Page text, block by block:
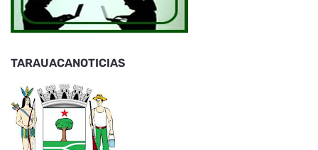
TARAUACANOTICIAS